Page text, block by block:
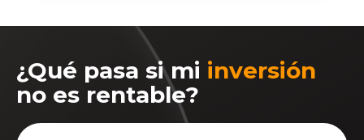
¿Qué pasa si mi inversión
no es rentable?